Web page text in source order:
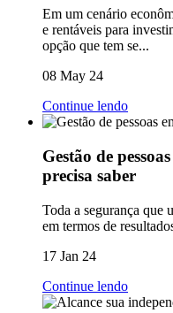
Em um cenário
e rentáveis para
opção que tem se...
08 May 24
Continue lendo
Gestão de
precisa saber
Toda a segurança que
em termos de
17 Jan 24
Continue lendo